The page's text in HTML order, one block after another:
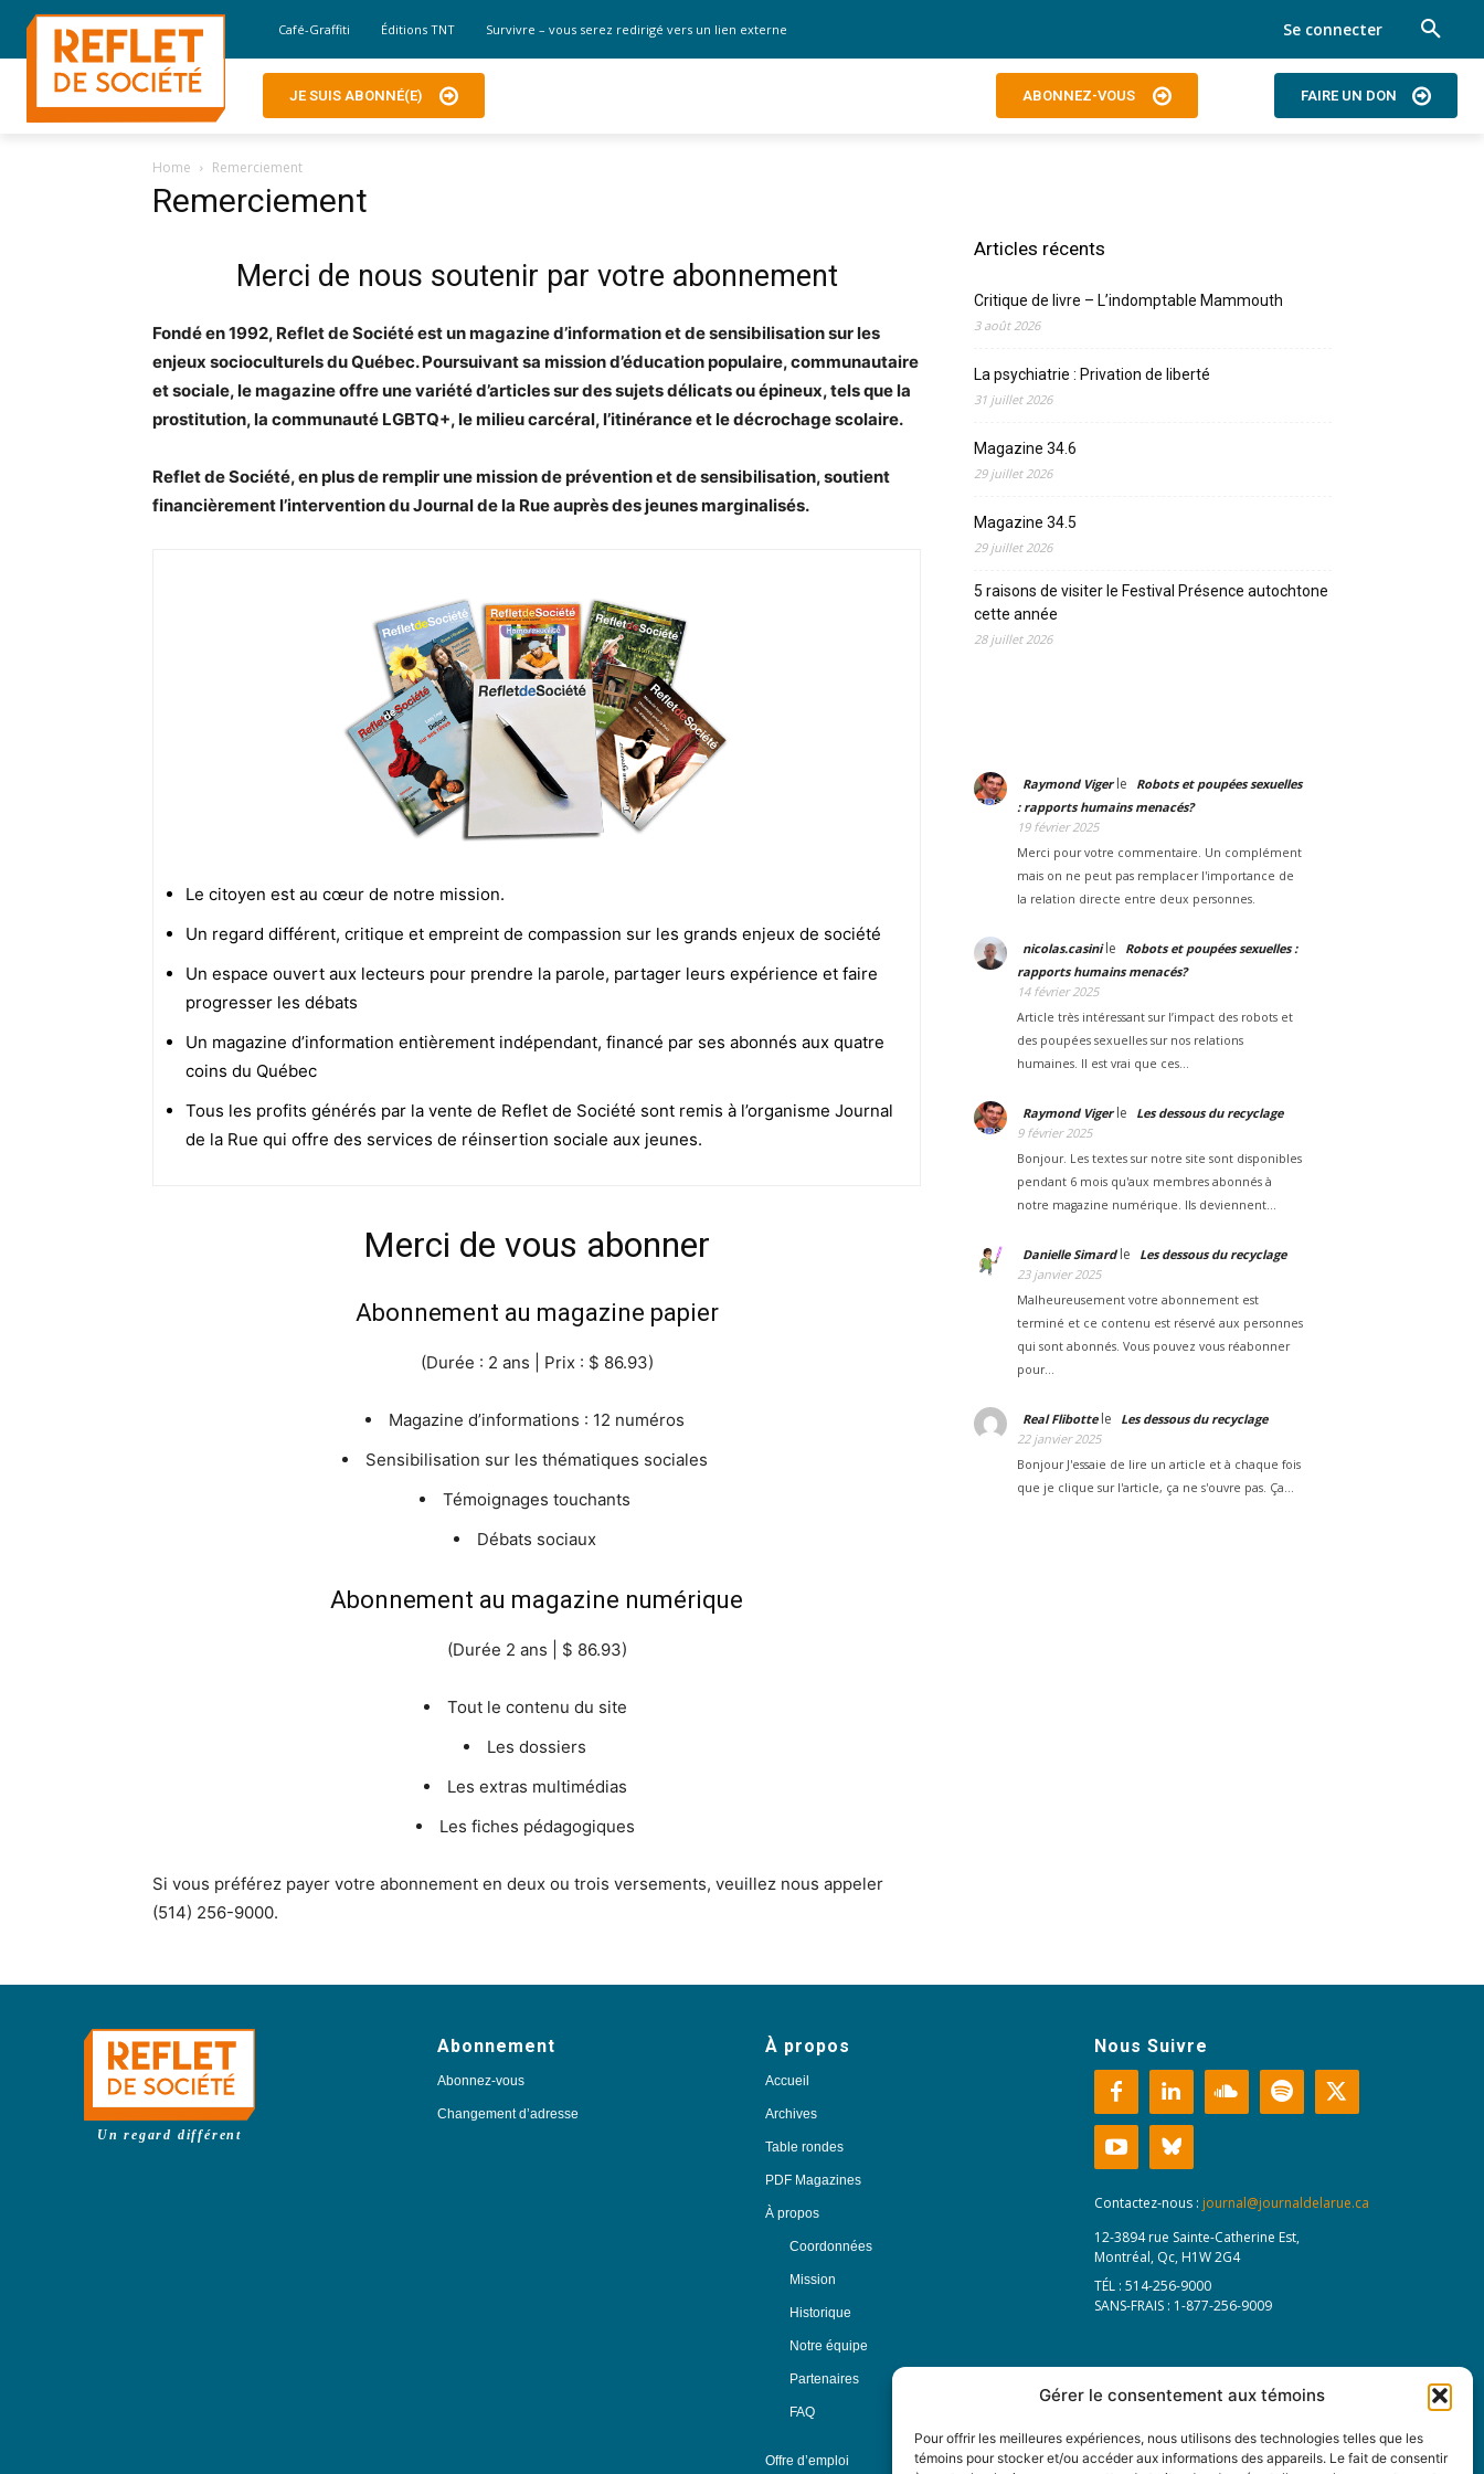
Gérer le consentement aux témoins
Pour offrir les meilleures expériences, nous utilisons des technologies telles que les
témoins pour stocker et/ou accéder aux informations des appareils. Le fait de consentir
Café-Graffiti Éditions TNT Survivre – vous serez redirigé vers un lien externe Se connecter
JE SUIS ABONNÉ(E) ABONNEZ-VOUS FAIRE UN DON
Home Remerciement
Remerciement
Merci de nous soutenir par votre abonnement
Fondé en 1992, Reflet de Société est un magazine d’information et de sensibilisation sur les
enjeux socioculturels du Québec. Poursuivant sa mission d’éducation populaire, communautaire
et sociale, le magazine offre une variété d’articles sur des sujets délicats ou épineux, tels que la
prostitution, la communauté LGBTQ+, le milieu carcéral, l’itinérance et le décrochage scolaire.
Reflet de Société, en plus de remplir une mission de prévention et de sensibilisation, soutient
financièrement l’intervention du Journal de la Rue auprès des jeunes marginalisés.
Le citoyen est au cœur de notre mission.
Un regard différent, critique et empreint de compassion sur les grands enjeux de société
Un espace ouvert aux lecteurs pour prendre la parole, partager leurs expérience et faire
progresser les débats
Un magazine d’information entièrement indépendant, financé par ses abonnés aux quatre
coins du Québec
Tous les profits générés par la vente de Reflet de Société sont remis à l’organisme Journal
de la Rue qui offre des services de réinsertion sociale aux jeunes.
Merci de vous abonner
Abonnement au magazine papier
(Durée : 2 ans | Prix : $ 86.93)
Magazine d’informations : 12 numéros
Sensibilisation sur les thématiques sociales
Témoignages touchants
Débats sociaux
Abonnement au magazine numérique
(Durée 2 ans | $ 86.93)
Tout le contenu du site
Les dossiers
Les extras multimédias
Les fiches pédagogiques
Si vous préférez payer votre abonnement en deux ou trois versements, veuillez nous appeler
(514) 256-9000.
Articles récents
Critique de livre – L’indomptable Mammouth
3 août 2026
La psychiatrie : Privation de liberté
31 juillet 2026
Magazine 34.6
29 juillet 2026
Magazine 34.5
29 juillet 2026
5 raisons de visiter le Festival Présence autochtone
cette année
28 juillet 2026
Raymond Vigerle
Robots et poupées sexuelles
: rapports humains menacés?
19 février 2025
Merci pour votre commentaire. Un complément
mais on ne peut pas remplacer l'importance de
la relation directe entre deux personnes.
nicolas.casinile
Robots et poupées sexuelles :
rapports humains menacés?
14 février 2025
Article très intéressant sur l’impact des robots et
des poupées sexuelles sur nos relations
humaines. Il est vrai que ces…
Raymond Vigerle
Les dessous du recyclage
9 février 2025
Bonjour. Les textes sur notre site sont disponibles
pendant 6 mois qu'aux membres abonnés à
notre magazine numérique. Ils deviennent…
Danielle Simardle
Les dessous du recyclage
23 janvier 2025
Malheureusement votre abonnement est
terminé et ce contenu est réservé aux personnes
qui sont abonnés. Vous pouvez vous réabonner
pour…
Real Flibottele
Les dessous du recyclage
22 janvier 2025
Bonjour J'essaie de lire un article et à chaque fois
que je clique sur l'article, ça ne s'ouvre pas. Ça…
Un regard différent
Abonnement
Abonnez-vous
Changement d’adresse
À propos
Accueil
Archives
Table rondes
PDF Magazines
À propos
Coordonnées
Mission
Historique
Notre équipe
Partenaires
FAQ
Offre d’emploi
Nous Suivre
Contactez-nous : journal@journaldelarue.ca
12-3894 rue Sainte-Catherine Est,
Montréal, Qc, H1W 2G4
TÉL : 514-256-9000
SANS-FRAIS : 1-877-256-9009